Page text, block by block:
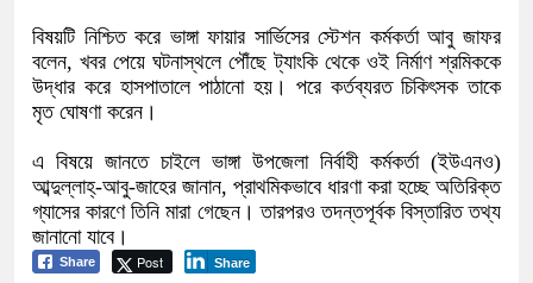
বিষয়টি নিশ্চিত করে ভাঙ্গা ফায়ার সার্ভিসের স্টেশন কর্মকর্তা আবু জাফর
বলেন, খবর পেয়ে ঘটনাস্থলে পৌঁছে ট্যাংকি থেকে ওই নির্মাণ শ্রমিককে
উদ্ধার করে হাসপাতালে পাঠানো হয়। পরে কর্তব্যরত চিকিৎসক তাকে
মৃত ঘোষণা করেন।
এ বিষয়ে জানতে চাইলে ভাঙ্গা উপজেলা নির্বাহী কর্মকর্তা (ইউএনও)
আব্দুল্লাহ্-আবু-জাহের জানান, প্রাথমিকভাবে ধারণা করা হচ্ছে অতিরিক্ত
গ্যাসের কারণে তিনি মারা গেছেন। তারপরও তদন্তপূর্বক বিস্তারিত তথ্য
জানানো যাবে।
Share Post Share